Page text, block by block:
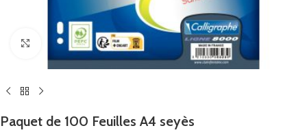
Cliquez pour agrandir
Paquet de 100 Feuilles A4 seyès